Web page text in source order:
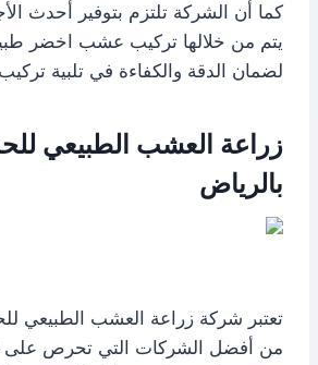
كما أن الشركة تلتزم بتوفير أحدث
يتم من خلالها تركيب عشب اخضر
لضمان الدقة والكفاءة في تلبية
زراعة العشب الطبيعي
بالرياض
تعتبر شركة زراعة العشب الطبيعي
من أفضل الشركات التي تحرص على